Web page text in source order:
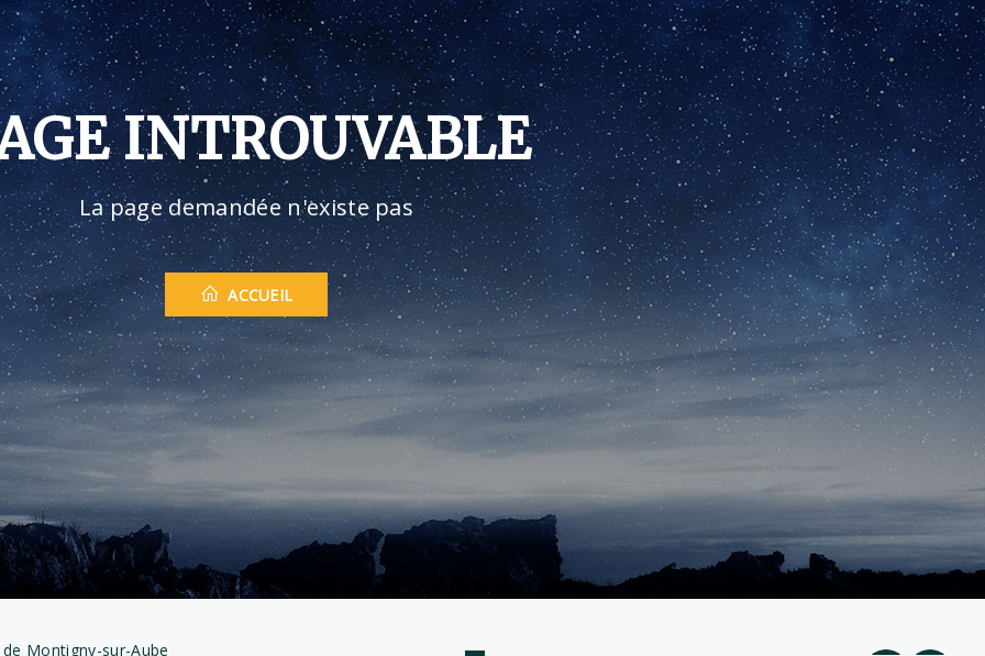
INTROUVABLE
La page demandée n'existe pas
ACCUEIL
Montigny-sur-Aube